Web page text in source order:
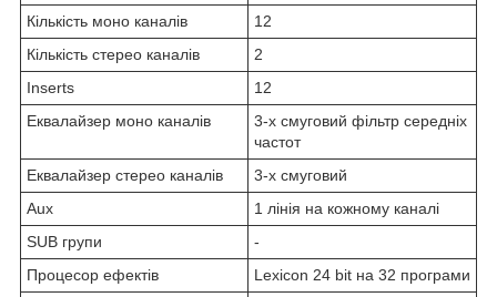
Кількість моно каналів
12
Кількість стерео каналів
2
Inserts
12
Еквалайзер моно каналів
3-х смуговий фільтр середніх
частот
Еквалайзер стерео каналів
3-х смуговий
Aux
1 лінія на кожному каналі
SUB групи
-
Процесор ефектів
Lexicon 24 bit на 32 програми